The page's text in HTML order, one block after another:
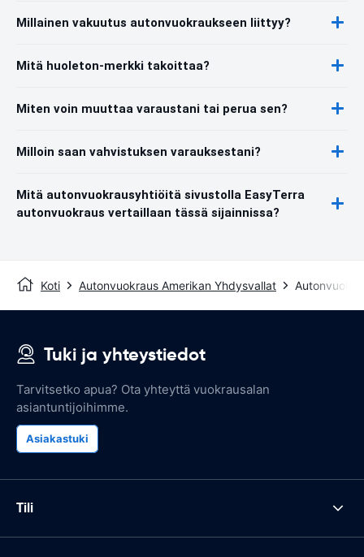
Millainen vakuutus autonvuokraukseen liittyy?
Mitä huoleton-merkki takoittaa?
Miten voin muuttaa varaustani tai perua sen?
Milloin saan vahvistuksen varauksestani?
Mitä autonvuokrausyhtiöitä sivustolla EasyTerra
autonvuokraus vertaillaan tässä sijainnissa?
Koti Autonvuokraus Amerikan Yhdysvallat
Tuki ja yhteystiedot
Tarvitsetko apua? Ota yhteyttä vuokrausalan
asiantuntijoihimme.
Asiakastuki
Tili